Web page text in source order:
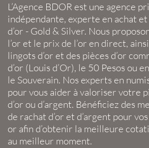
L’Agence BDOR est une agence
indépendante, experte en achat
d’or - Gold & Silver. Nous
l’or et le prix de l’or en direct,
lingots d’or et des pièces d’or
d’or (Louis d’Or), le 50 Pesos ou
le Souverain. Nos experts en
pour vous aider à valoriser votre
d’or ou d’argent. Bénéficiez des
de rachat d’or et d’argent pour vos
or afin d’obtenir la meilleure
au meilleur moment.